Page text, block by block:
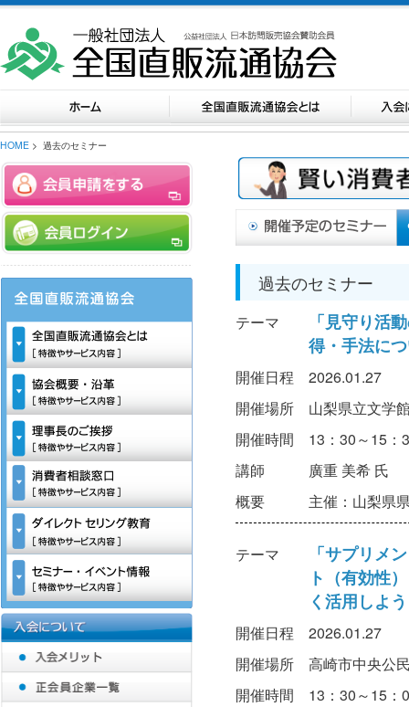
HOME > 過去のセミナー
過去のセミナー
テーマ
「見守り活
得・手法に
開催日程
2026.01.27
開催場所
山梨県立文学
開催時間
13：30～15：
講師
廣重 美希 氏
概要
主催：山梨県
テーマ
「サプリメ
ト（有効性
く活用しよ
開催日程
2026.01.27
開催場所
高崎市中央公
開催時間
13：30～15：